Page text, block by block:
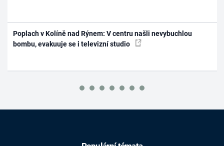
Poplach v Kolíně nad Rýnem: V centru našli nevybuchlou
bombu, evakuuje se i televizní studio